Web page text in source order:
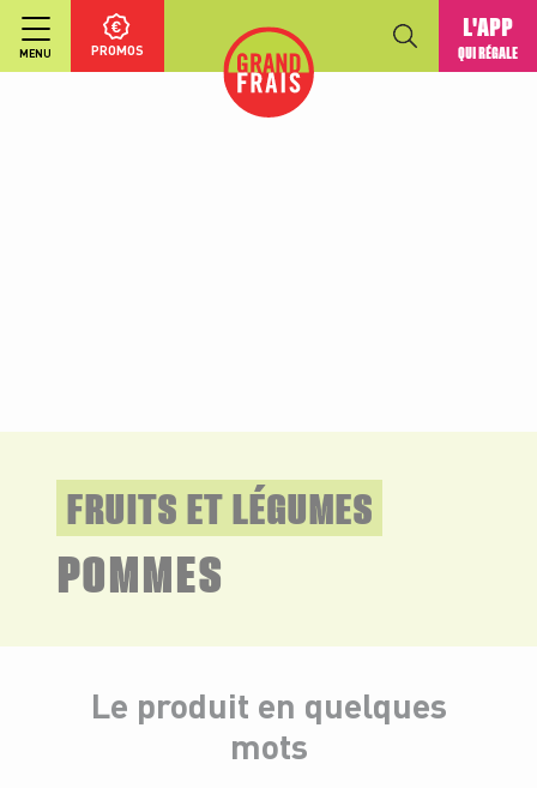
MENU PROMOS
L'APP
QUI RÉGALE
FRUITS ET LÉGUMES
POMMES
Le produit en quelques
mots